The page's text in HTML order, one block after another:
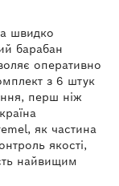
швидко
барабан
оперативно
з 6 штук
перш ніж
як частина
якості,
найвищим